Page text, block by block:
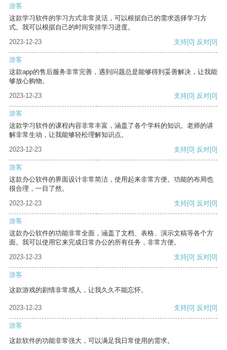
游客
这款学习软件的学习方式非常灵活，可以根据自己的需求选择学习方
式。我可以根据自己的时间安排学习进度。
2023-12-23
支持[0] 反对[0]
游客
这款app的售后服务非常完善，遇到问题总是能够得到妥善解决，让我能
够放心购物。
2023-12-23
支持[0] 反对[0]
游客
这款学习软件的课程内容非常丰富，涵盖了各个学科的知识。老师的讲
解非常生动，让我能够轻松理解知识点。
2023-12-23
支持[0] 反对[0]
游客
这款办公软件的界面设计非常简洁，使用起来非常方便。功能的布局也
很合理，一目了然。
2023-12-23
支持[0] 反对[0]
游客
这款办公软件的功能非常全面，涵盖了文档、表格、演示文稿等各个方
面。我可以使用它来完成日常办公的所有任务，非常方便。
2023-12-23
支持[0] 反对[0]
游客
这款游戏的剧情非常感人，让我久久不能忘怀。
2023-12-23 支持[0] 反对[0]
游客
这款软件的功能非常强大，可以满足我日常使用的需求。